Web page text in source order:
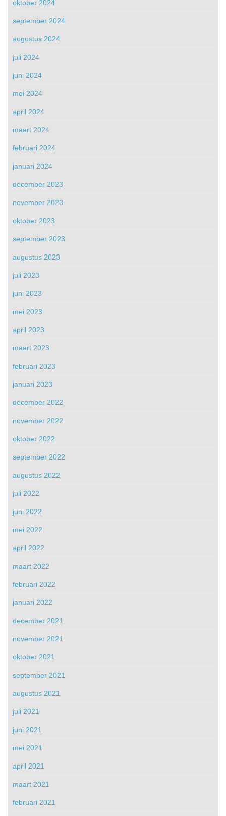
oktober 2024
september 2024
augustus 2024
juli 2024
juni 2024
mei 2024
april 2024
maart 2024
februari 2024
januari 2024
december 2023
november 2023
oktober 2023
september 2023
augustus 2023
juli 2023
juni 2023
mei 2023
april 2023
maart 2023
februari 2023
januari 2023
december 2022
november 2022
oktober 2022
september 2022
augustus 2022
juli 2022
juni 2022
mei 2022
april 2022
maart 2022
februari 2022
januari 2022
december 2021
november 2021
oktober 2021
september 2021
augustus 2021
juli 2021
juni 2021
mei 2021
april 2021
maart 2021
februari 2021